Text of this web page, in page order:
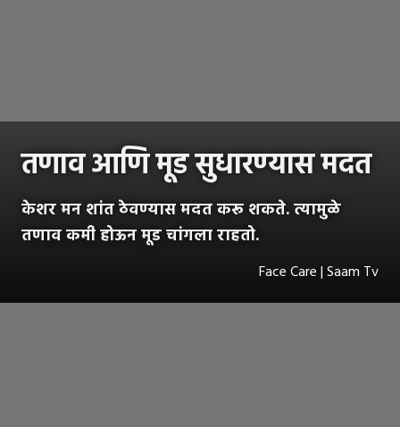
तणाव आणि मूड सुधारण्यास मदत
केशर मन शांत ठेवण्यास मदत करू शकते. त्यामुळे
तणाव कमी होऊन मूड चांगला राहतो.
Face Care | Saam Tv